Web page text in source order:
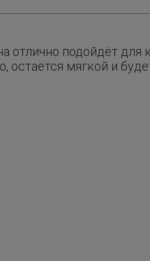
отлично подойдёт для
остаётся мягкой и